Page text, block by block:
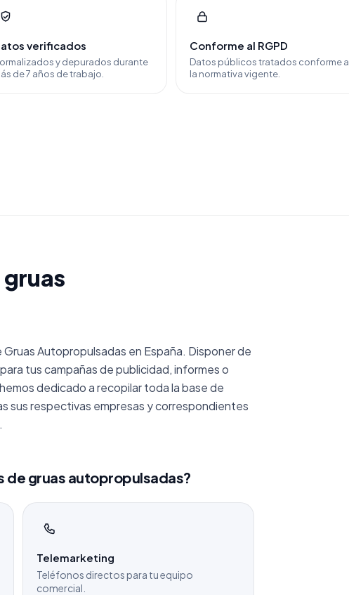
verificados
y depurados durante
de 7 años de trabajo.
Conforme al RGPD
Datos públicos tratados conforme a
la normativa vigente.
Autopropulsadas en España. Disponer de
tus campañas de publicidad, informes o
dedicado a recopilar toda la base de
sus respectivas empresas y correspondientes
de gruas autopropulsadas?
Telemarketing
Teléfonos directos para tu equipo
comercial.